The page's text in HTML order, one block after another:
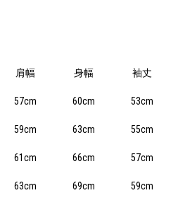
肩幅 身幅 袖丈
57cm 60cm 53cm
59cm 63cm 55cm
61cm 66cm 57cm
63cm 69cm 59cm